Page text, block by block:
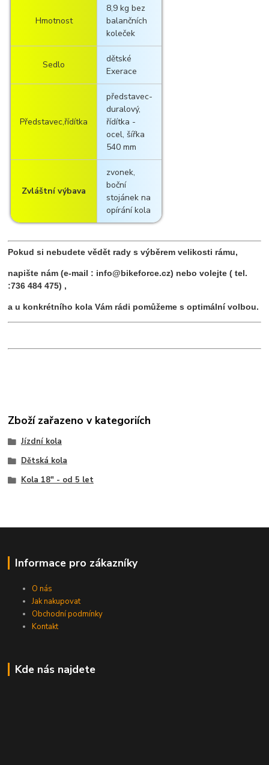
Hmotnost
8,9 kg bez
balančních
koleček
Sedlo
dětské
Exerace
Představec,řídítka
představec-
duralový,
řídítka -
ocel, šířka
540 mm
Zvláštní výbava
zvonek,
boční
stojánek na
opírání kola
Pokud si nebudete vědět rady s výběrem velikosti rámu,
napište nám (e-mail : info@bikeforce.cz) nebo volejte ( tel.
:736 484 475) ,
a u konkrétního kola Vám rádi pomůžeme s optimální volbou.
Zboží zařazeno v kategoriích
Jízdní kola
Dětská kola
Kola 18" - od 5 let
Informace pro zákazníky
O nás
Jak nakupovat
Obchodní podmínky
Kontakt
Kde nás najdete